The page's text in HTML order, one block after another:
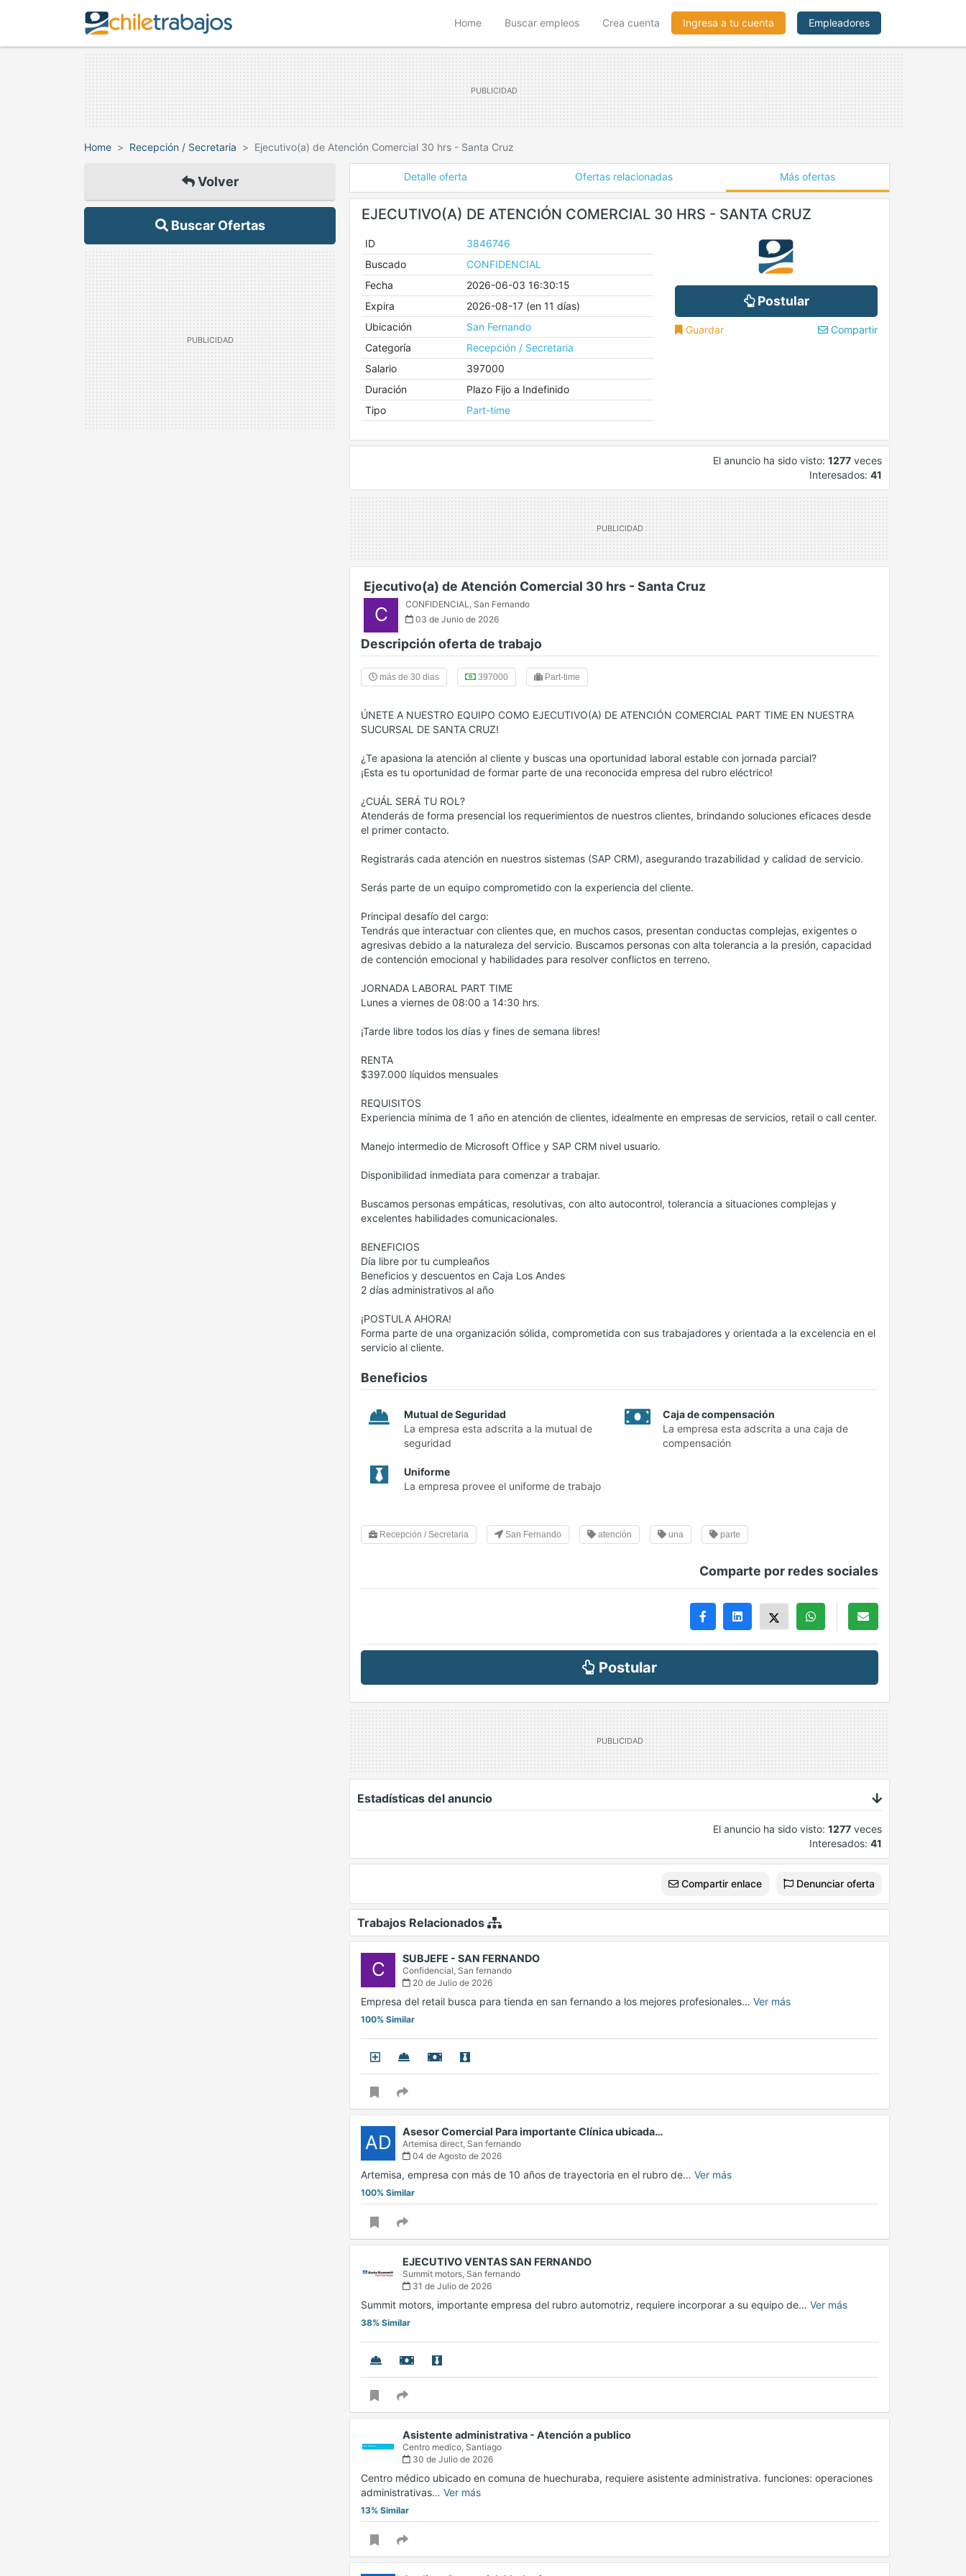
Home(current)Buscar empleos Crea cuenta Ingresa a tu cuenta Empleadores
Home Recepción / Secretaria Ejecutivo(a) de Atención Comercial 30 hrs - Santa Cruz
Volver
Buscar Ofertas
Detalle oferta Ofertas relacionadas Más ofertas
EJECUTIVO(A) DE ATENCIÓN COMERCIAL 30 HRS - SANTA CRUZ
ID
3846746
Buscado
CONFIDENCIAL
Fecha
2026-06-03 16:30:15
Expira
2026-08-17 (en 11 días)
Ubicación
San Fernando
Categoría
Recepción / Secretaria
Salario
397000
Duración
Plazo Fijo a Indefinido
Tipo
Part-time
Postular
Guardar Compartir
El anuncio ha sido visto: 1277 veces
Interesados: 41
Ejecutivo(a) de Atención Comercial 30 hrs - Santa Cruz
C CONFIDENCIAL, San Fernando
03 de Junio de 2026
Descripción oferta de trabajo
más de 30 dias 397000 Part-time
ÚNETE A NUESTRO EQUIPO COMO EJECUTIVO(A) DE ATENCIÓN COMERCIAL PART TIME EN NUESTRA
SUCURSAL DE SANTA CRUZ!
¿Te apasiona la atención al cliente y buscas una oportunidad laboral estable con jornada parcial?
¡Esta es tu oportunidad de formar parte de una reconocida empresa del rubro eléctrico!
¿CUÁL SERÁ TU ROL?
Atenderás de forma presencial los requerimientos de nuestros clientes, brindando soluciones eficaces desde
el primer contacto.
Registrarás cada atención en nuestros sistemas (SAP CRM), asegurando trazabilidad y calidad de servicio.
Serás parte de un equipo comprometido con la experiencia del cliente.
Principal desafío del cargo:
Tendrás que interactuar con clientes que, en muchos casos, presentan conductas complejas, exigentes o
agresivas debido a la naturaleza del servicio. Buscamos personas con alta tolerancia a la presión, capacidad
de contención emocional y habilidades para resolver conflictos en terreno.
JORNADA LABORAL PART TIME
Lunes a viernes de 08:00 a 14:30 hrs.
¡Tarde libre todos los días y fines de semana libres!
RENTA
$397.000 líquidos mensuales
REQUISITOS
Experiencia mínima de 1 año en atención de clientes, idealmente en empresas de servicios, retail o call center.
Manejo intermedio de Microsoft Office y SAP CRM nivel usuario.
Disponibilidad inmediata para comenzar a trabajar.
Buscamos personas empáticas, resolutivas, con alto autocontrol, tolerancia a situaciones complejas y
excelentes habilidades comunicacionales.
BENEFICIOS
Día libre por tu cumpleaños
Beneficios y descuentos en Caja Los Andes
2 días administrativos al año
¡POSTULA AHORA!
Forma parte de una organización sólida, comprometida con sus trabajadores y orientada a la excelencia en el
servicio al cliente.
Beneficios
Mutual de Seguridad
La empresa esta adscrita a la mutual de
seguridad
Caja de compensación
La empresa esta adscrita a una caja de
compensación
Uniforme
La empresa provee el uniforme de trabajo
Recepción / Secretaria San Fernando atención una parte
Comparte por redes sociales
Postular
Estadísticas del anuncio
El anuncio ha sido visto: 1277 veces
Interesados: 41
Compartir enlace Denunciar oferta
Trabajos Relacionados
C SUBJEFE - SAN FERNANDO
Confidencial, San fernando
20 de Julio de 2026
Empresa del retail busca para tienda en san fernando a los mejores profesionales… Ver más
100% Similar
AD Asesor Comercial Para importante Clínica ubicada…
Artemisa direct, San fernando
04 de Agosto de 2026
Artemisa, empresa con más de 10 años de trayectoria en el rubro de… Ver más
100% Similar
EJECUTIVO VENTAS SAN FERNANDO
Summit motors, San fernando
31 de Julio de 2026
Summit motors, importante empresa del rubro automotriz, requiere incorporar a su equipo de… Ver más
38% Similar
Asistente administrativa - Atención a publico
Centro medico, Santiago
30 de Julio de 2026
Centro médico ubicado en comuna de huechuraba, requiere asistente administrativa. funciones: operaciones
administrativas… Ver más
13% Similar